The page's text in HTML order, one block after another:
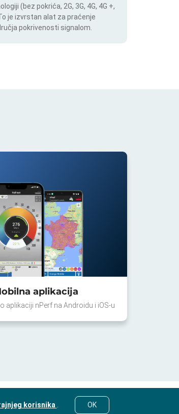
(bez pokrića, 2G, 3G, 4G, 4G +,
je izvrstan alat za praćenje
pokrivenosti signalom.
aplikacija
aplikaciji nPerf na Androidu i iOS-u
korisnika OK